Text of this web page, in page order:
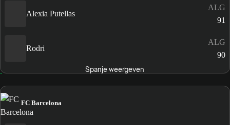
Alexia Putellas
ALG
91
Rodri
ALG
90
Spanje weergeven
FC Barcelona